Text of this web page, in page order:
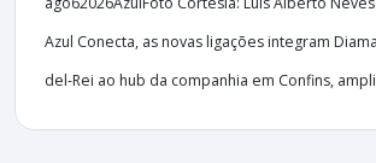
Azul Conecta, as novas ligações integram
del-Rei ao hub da companhia em Confins,